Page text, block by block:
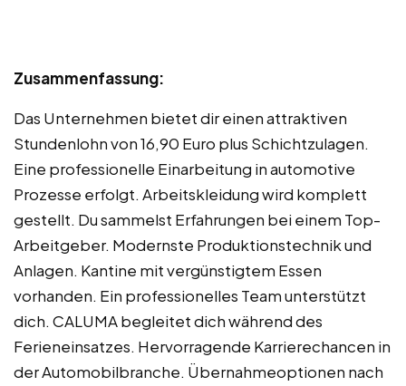
Zusammenfassung:
Das Unternehmen bietet dir einen attraktiven
Stundenlohn von 16,90 Euro plus Schichtzulagen.
Eine professionelle Einarbeitung in automotive
Prozesse erfolgt. Arbeitskleidung wird komplett
gestellt. Du sammelst Erfahrungen bei einem Top-
Arbeitgeber. Modernste Produktionstechnik und
Anlagen. Kantine mit vergünstigtem Essen
vorhanden. Ein professionelles Team unterstützt
dich. CALUMA begleitet dich während des
Ferieneinsatzes. Hervorragende Karrierechancen in
der Automobilbranche. Übernahmeoptionen nach